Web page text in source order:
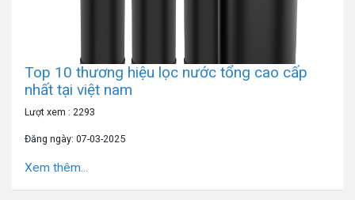
Top 10 thương hiệu lọc nước tổng cao cấp
nhất tại việt nam
Lượt xem : 2293
Đăng ngày: 07-03-2025
Xem thêm...